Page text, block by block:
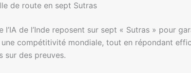
de route en sept Sutras
de l’Inde reposent sur sept « Sutras » pour
compétitivité mondiale, tout en répondant
sur des preuves.